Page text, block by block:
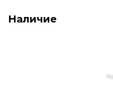
Наличие